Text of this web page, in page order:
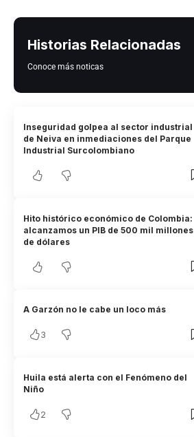
Historias Relacionadas
Conoce más noticas
Inseguridad golpea al sector industrial
de Neiva en inmediaciones del Parque
Industrial Surcolombiano
Hito histórico económico de Colombia:
alcanzamos un PIB de 500 mil millones
de dólares
A Garzón no le cabe un loco más
3
Huila está alerta con el Fenómeno del
Niño
2